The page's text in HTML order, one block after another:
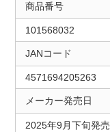
商品番号
101568032
JANコード
4571694205263
メーカー発売日
2025年9月下旬発売